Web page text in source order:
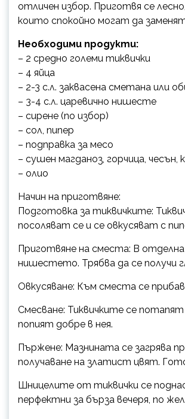
отличен избор. Приготвя се
които спокойно могат да
Необходими продукти:
– 2 средно големи тиквички
– 4 яйца
– 2-3 с.л. заквасена сметана или
– 3-4 с.л. царевично нишесте
– сирене (по избор)
– сол, пипер
– подправка за месо
– сушен магданоз, горчица, чесън,
– олио
Начин на приготвяне:
Подготовка за тиквичките:
посоляват се и се овкусяват с
Приготвяне на сместа: В
нишестето. Трябва да се получи
Овкусяване: Към сместа се
Смесване: Тиквичките се
попият добре в нея.
Пържене: Мазнината се загрява
получаване на златист цвят.
Шницелите от тиквички се
перфектни за бърза вечеря, по